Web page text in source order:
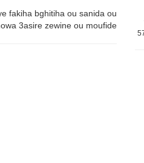
fakiha bghitiha ou sanida ou
3asire zewine ou moufide